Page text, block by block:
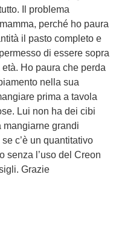
Il problema
perché ho paura
il pasto completo e
di essere sopra
Ho paura che perda
nella sua
prima a tavola
Lui non ha dei cibi
mangiarne grandi
c’è un quantitativo
senza l’uso del Creon
Grazie